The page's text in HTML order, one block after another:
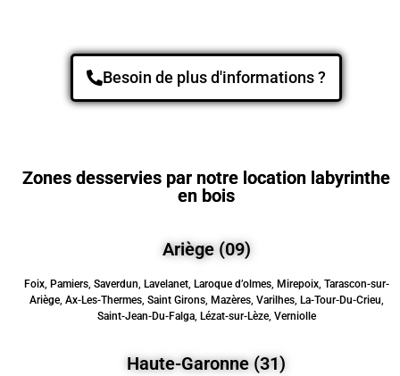
Besoin de plus d'informations ?
Zones desservies par notre location labyrinthe
en bois
Ariège (09)
Foix, Pamiers, Saverdun, Lavelanet, Laroque d’olmes, Mirepoix, Tarascon-sur-
Ariège, Ax-Les-Thermes, Saint Girons, Mazères, Varilhes, La-Tour-Du-Crieu,
Saint-Jean-Du-Falga, Lézat-sur-Lèze, Verniolle
Haute-Garonne (31)